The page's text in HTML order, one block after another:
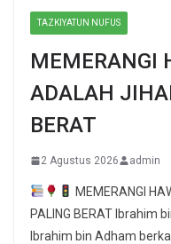
TAZKIYATUN NUFUS
MEMERANGI
ADALAH
BERAT
2 Agustus 2026 admin
MEMERANGI
PALING BERAT Ibrahim
Ibrahim bin Adham